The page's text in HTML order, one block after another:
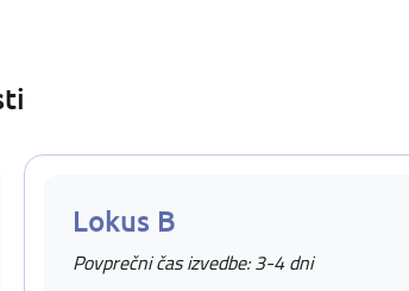
Lokus B
Povprečni čas izvedbe: 3-4 dni